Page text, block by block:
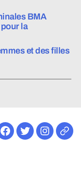
BMA
la
et des filles
Facebook
Twitter
E-